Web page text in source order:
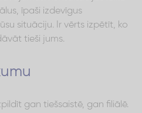
īpaši izdevīgus
situāciju. Ir vērts izpētīt, ko
tieši jums.
gan tiešsaistē, gan filiālē.